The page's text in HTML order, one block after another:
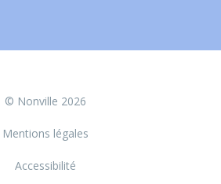
© Nonville 2026
Mentions légales
Accessibilité